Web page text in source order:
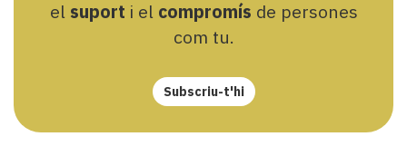
el suport i el compromís de persones
com tu.
Subscriu-t'hi